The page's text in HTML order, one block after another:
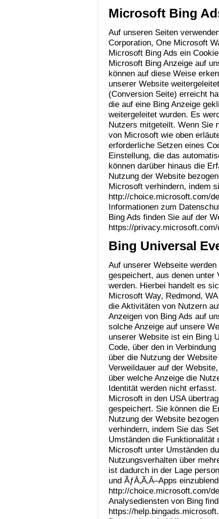
Microsoft Bing
Auf unseren Seiten
Corporation, One Microsoft
Microsoft Bing Ads ein
Microsoft Bing Anzeige auf
können auf diese Weise
unserer Website
(Conversion Seite) erreicht
die auf eine Bing Anzeige
weitergeleitet wurden. Es
Nutzers mitgeteilt. Wenn Sie
von Microsoft wie oben
erforderliche Setzen eines
Einstellung, die das
können darüber hinaus die
Nutzung der Website
Microsoft verhindern, indem
http://choice.microsoft.com/
Informationen zum
Bing Ads finden Sie auf der
https://
Bing Universal
Auf unserer Webseite
gespeichert, aus denen unter
werden. Hierbei handelt es
Microsoft Way, Redmond,
die Aktivitäten von Nutzern
Anzeigen von Bing Ads auf
solche Anzeige auf unsere
unserer Website ist ein Bing
Code, über den in
über die Nutzung der
Verweildauer auf der
über welche Anzeige die
Identität werden nicht
Microsoft in den USA
gespeichert. Sie können die
Nutzung der Website
verhindern, indem Sie das
Umständen die
Microsoft unter Umständen
Nutzungsverhalten über
ist dadurch in der Lage
und ÃƒÂ‚Ã‚Â–Apps
http://choice.microsoft.com/
Analysediensten von Bing
https://